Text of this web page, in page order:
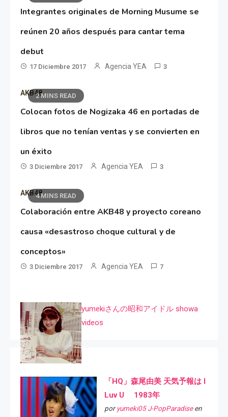
Integrantes originales de Morning Musume se
reúnen 20 años después para cantar tema
debut
17 Diciembre 2017 Agencia YEA 3
2 MINS READ
AKB48
Colocan fotos de Nogizaka 46 en portadas de
libros que no tenían ventas y se convierten en
un éxito
3 Diciembre 2017 Agencia YEA 3
4 MINS READ
AKB48
Colaboración entre AKB48 y proyecto coreano
causa «desastroso choque cultural y de
conceptos»
3 Diciembre 2017 Agencia YEA 7
yumekiさんの昭和アイドル showa
videos
「HQ」森尾由美 天気予報は I
Luv U 1983年
por yumeki05 J-PopParadiseen